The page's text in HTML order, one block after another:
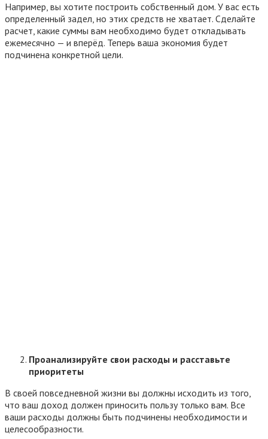
Например, вы хотите построить собственный дом. У вас есть
определенный задел, но этих средств не хватает. Сделайте
расчет, какие суммы вам необходимо будет откладывать
ежемесячно — и вперёд. Теперь ваша экономия будет
подчинена конкретной цели.
Проанализируйте свои расходы и расставьте
приоритеты
В своей повседневной жизни вы должны исходить из того,
что ваш доход должен приносить пользу только вам. Все
ваши расходы должны быть подчинены необходимости и
целесообразности.